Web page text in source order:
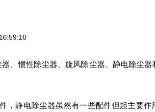
、惯性除尘器、旋风除尘器、静电除尘器
，静电除尘器虽然有一些配件但起主要作